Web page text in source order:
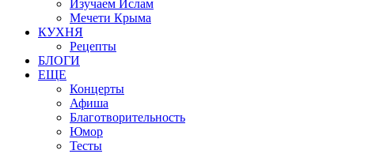
Изучаем Ислам
Мечети Крыма
КУХНЯ
Рецепты
БЛОГИ
ЕЩЕ
Концерты
Афиша
Благотворительность
Юмор
Тесты